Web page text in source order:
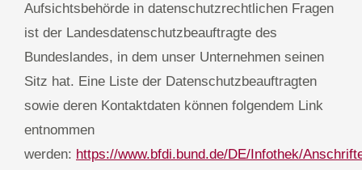
Aufsichtsbehörde in datenschutzrechtlichen Fragen
ist der Landesdatenschutzbeauftragte des
Bundeslandes, in dem unser Unternehmen seinen
Sitz hat. Eine Liste der Datenschutzbeauftragten
sowie deren Kontaktdaten können folgendem Link
entnommen
werden: https://www.bfdi.bund.de/DE/Infothek/